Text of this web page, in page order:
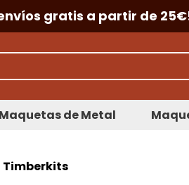
gratis a partir de
Maquetas de Metal
Timberkits